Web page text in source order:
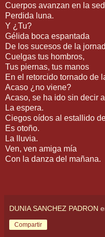
Cuerpos avanzan en la
Perdida luna.
Y ¿Tu?
Gélida boca espantada
De los sucesos de la
Cuelgas tus hombros,
Tus piernas, tus manos
En el retorcido tornado de
Acaso ¿no viene?
Acaso, se ha ido sin decir
La espera.
Ciegos oídos al estallido
Es otoño.
La lluvia.
Ven, ven amiga mía
Con la danza del mañana.
DUNIA SANCHEZ PADRON
Compartir